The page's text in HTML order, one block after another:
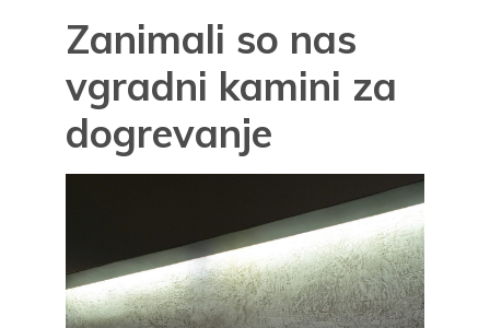
Zanimali so nas
vgradni kamini za
dogrevanje